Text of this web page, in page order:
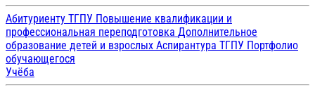
Абитуриенту ТГПУ Повышение квалификации и
профессиональная переподготовка Дополнительное
образование детей и взрослых Аспирантура ТГПУ Портфолио
обучающегося
Учёба